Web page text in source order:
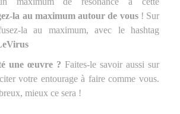
la au maximum autour de vous! Sur
la au maximum, avec le hashtag
une œuvre ? Faites-le savoir aussi sur
votre entourage à faire comme vous.
mieux ce sera !